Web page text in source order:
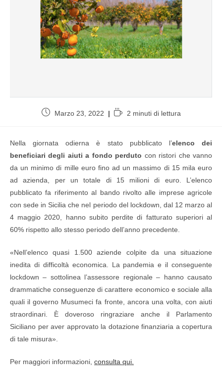
Marzo 23, 2022 2 minuti di lettura
Nella giornata odierna è stato pubblicato l’elenco dei
beneficiari degli aiuti a fondo perduto con ristori che vanno
da un minimo di mille euro fino ad un massimo di 15 mila euro
ad azienda, per un totale di 15 milioni di euro. L’elenco
pubblicato fa riferimento al bando rivolto alle imprese agricole
con sede in Sicilia che nel periodo del lockdown, dal 12 marzo al
4 maggio 2020, hanno subito perdite di fatturato superiori al
60% rispetto allo stesso periodo dell’anno precedente.
«Nell’elenco quasi 1.500 aziende colpite da una situazione
inedita di difficoltà economica. La pandemia e il conseguente
lockdown – sottolinea l’assessore regionale – hanno causato
drammatiche conseguenze di carattere economico e sociale alla
quali il governo Musumeci fa fronte, ancora una volta, con aiuti
straordinari. È doveroso ringraziare anche il Parlamento
Siciliano per aver approvato la dotazione finanziaria a copertura
di tale misura».
Per maggiori informazioni, consulta qui.